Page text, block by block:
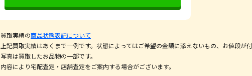
取実績の商品状態表記について
記買取実績はあくまで一例です。状態によってはご希望の金額に添えないもの、お値段が
真は買取したお品物の一部です。
容により宅配査定・店舗査定をご案内する場合がございます。